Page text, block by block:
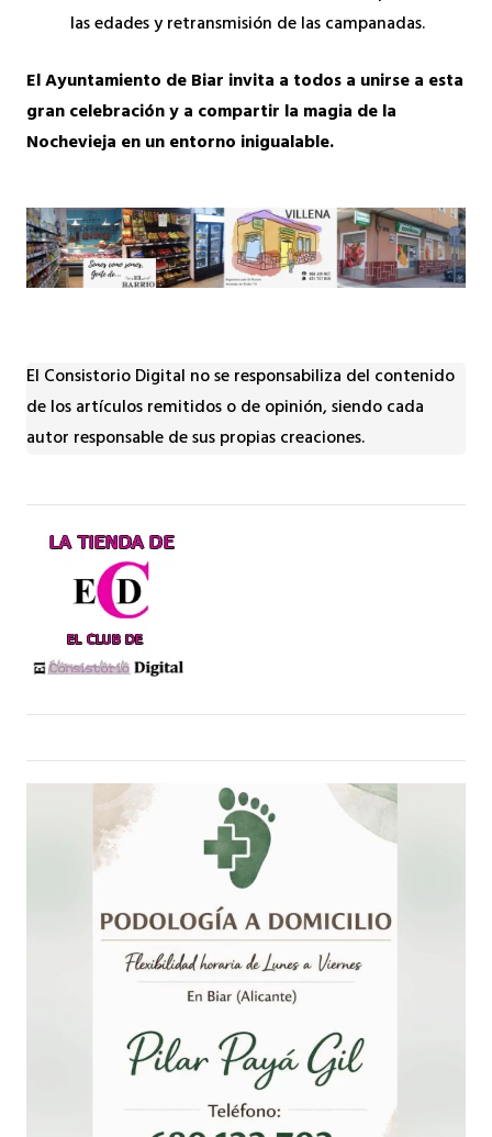
las edades y retransmisión de las campanadas.
El Ayuntamiento de Biar invita a todos a unirse a esta
gran celebración y a compartir la magia de la
Nochevieja en un entorno inigualable.
El Consistorio Digital no se responsabiliza del contenido
de los artículos remitidos o de opinión, siendo cada
autor responsable de sus propias creaciones.